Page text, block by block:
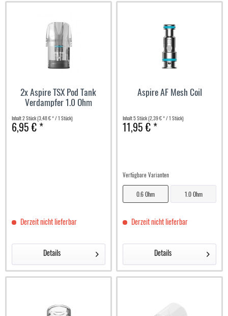
2x Aspire TSX Pod Tank
Verdampfer 1.0 Ohm
Inhalt2 Stück(3,48 € * / 1 Stück)
6,95 € *
Derzeit nicht lieferbar
Details
Aspire AF Mesh Coil
Inhalt5 Stück(2,39 € * / 1 Stück)
11,95 € *
Verfügbare Varianten
0.6 Ohm 1.0 Ohm
Derzeit nicht lieferbar
Details